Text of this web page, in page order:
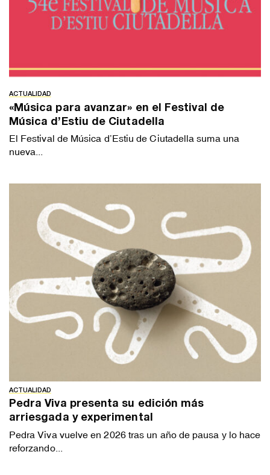
ACTUALIDAD
«Música para avanzar» en el Festival de
Música d’Estiu de Ciutadella
El Festival de Música d’Estiu de Ciutadella suma una
nueva...
ACTUALIDAD
Pedra Viva presenta su edición más
arriesgada y experimental
Pedra Viva vuelve en 2026 tras un año de pausa y lo hace
reforzando...